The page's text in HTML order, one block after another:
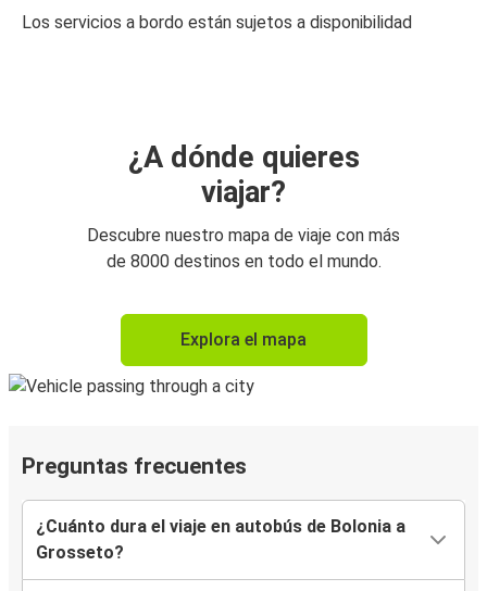
Los servicios a bordo están sujetos a disponibilidad
¿A dónde quieres
viajar?
Descubre nuestro mapa de viaje con más
de 8000 destinos en todo el mundo.
Explora el mapa
Preguntas frecuentes
¿Cuánto dura el viaje en autobús de Bolonia a
Grosseto?